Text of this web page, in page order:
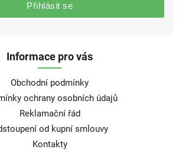
Informace pro vás
Obchodní podmínky
ochrany osobních údajů
Reklamační řád
od kupní smlouvy
Kontakty
Přihlásit se